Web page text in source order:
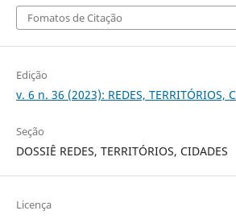
Fomatos de Citação
Edição
v. 6 n. 36 (2023): REDES, TERRITÓRIOS,
Seção
DOSSIÊ REDES, TERRITÓRIOS, CIDADES
Licença